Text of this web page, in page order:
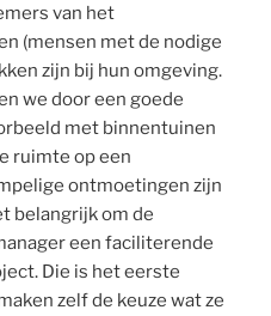
van het
(mensen met de nodige
zijn bij hun omgeving.
we door een goede
met binnentuinen
ruimte op een
ontmoetingen zijn
belangrijk om de
een faciliterende
Die is het eerste
zelf de keuze wat ze